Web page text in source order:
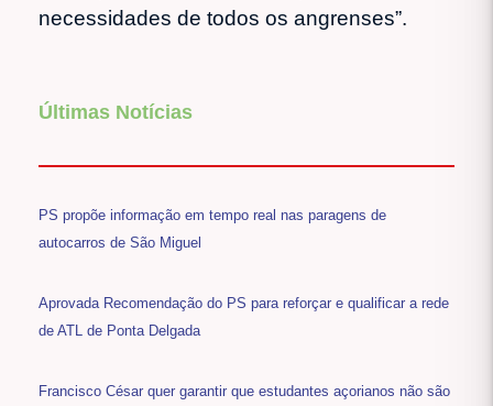
necessidades de todos os angrenses”.
Últimas Notícias
PS propõe informação em tempo real nas paragens de
autocarros de São Miguel
Aprovada Recomendação do PS para reforçar e qualificar a rede
de ATL de Ponta Delgada
Francisco César quer garantir que estudantes açorianos não são